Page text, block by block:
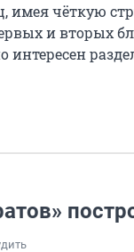
имея чёткую
и вторых
интересен